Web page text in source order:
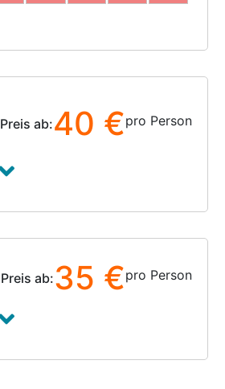
Preis ab:40 €pro Person
Preis ab:35 €pro Person